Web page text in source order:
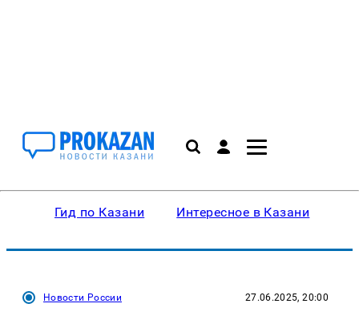
Гид по Казани Интересное в Казани
Новости России 27.06.2025, 20:00